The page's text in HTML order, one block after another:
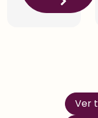
Ver
aprendizagem.